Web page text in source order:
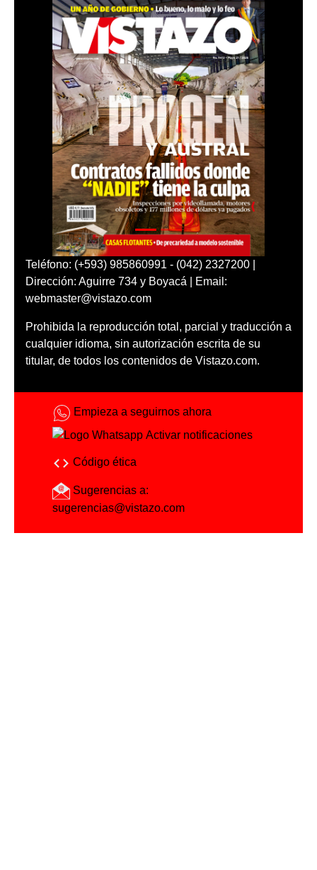
Teléfono: (+593) 985860991 - (042) 2327200 |
Dirección: Aguirre 734 y Boyacá | Email:
webmaster@vistazo.com
Prohibida la reproducción total, parcial y traducción a
cualquier idioma, sin autorización escrita de su
titular, de todos los contenidos de Vistazo.com.
Empieza a seguirnos ahora
Activar notificaciones
Código ética
Sugerencias a:
sugerencias@vistazo.com